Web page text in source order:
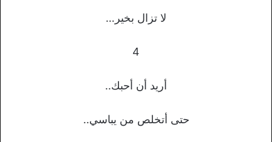
لا تزال بخير…
4
أريد أن أحبك..
حتى أتخلص من يباسي..